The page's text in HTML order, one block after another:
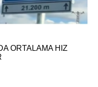
ORTALAMA HIZ